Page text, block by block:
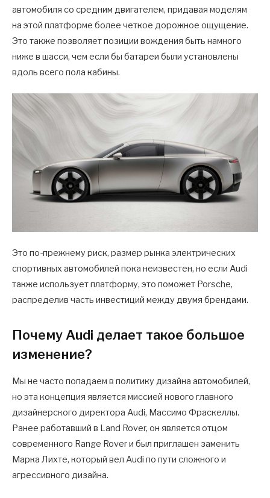
автомобиля со средним двигателем, придавая моделям
на этой платформе более четкое дорожное ощущение.
Это также позволяет позиции вождения быть намного
ниже в шасси, чем если бы батареи были установлены
вдоль всего пола кабины.
Это по-прежнему риск, размер рынка электрических
спортивных автомобилей пока неизвестен, но если Audi
также использует платформу, это поможет Porsche,
распределив часть инвестиций между двумя брендами.
Почему Audi делает такое большое
изменение?
Мы не часто попадаем в политику дизайна автомобилей,
но эта концепция является миссией нового главного
дизайнерского директора Audi, Массимо Фраскеллы.
Ранее работавший в Land Rover, он является отцом
современного Range Rover и был приглашен заменить
Марка Лихте, который вел Audi по пути сложного и
агрессивного дизайна.